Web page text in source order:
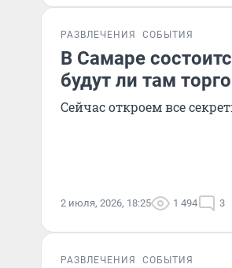
РАЗВЛЕЧЕНИЯ СОБЫТИЯ
В Самаре
будут ли там
Сейчас откроем все
2 июля, 2026, 18:25 1 494 3
РАЗВЛЕЧЕНИЯ СОБЫТИЯ